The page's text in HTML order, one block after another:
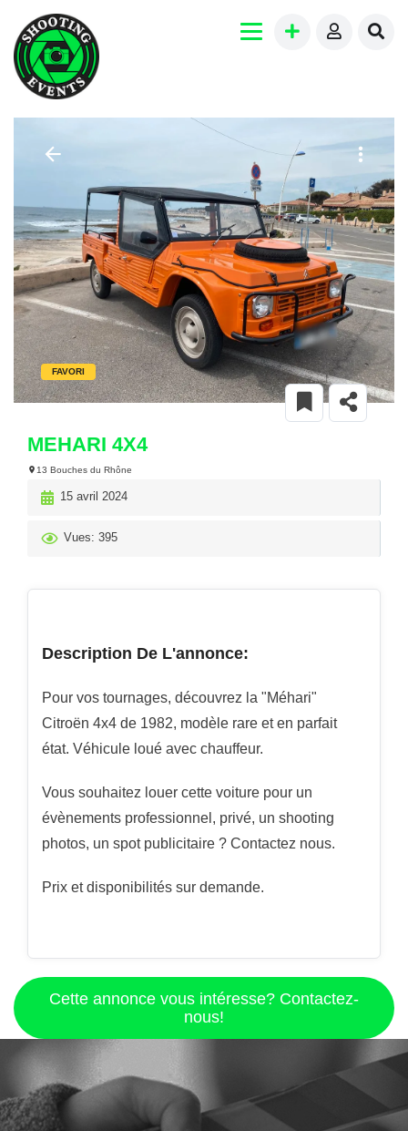
FAVORI
MEHARI 4X4
13 Bouches du Rhône
15 avril 2024
Vues: 395
Description De L'annonce:
Pour vos tournages, découvrez la "Méhari"
Citroën 4x4 de 1982, modèle rare et en parfait
état. Véhicule loué avec chauffeur.
Vous souhaitez louer cette voiture pour un
évènements professionnel, privé, un shooting
photos, un spot publicitaire ? Contactez nous.
Prix et disponibilités sur demande.
Cette annonce vous intéresse? Contactez-
nous!